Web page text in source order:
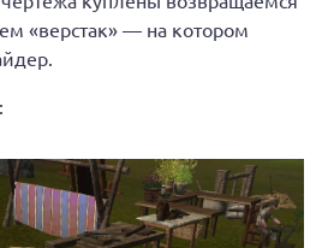
«верстак» — на котором